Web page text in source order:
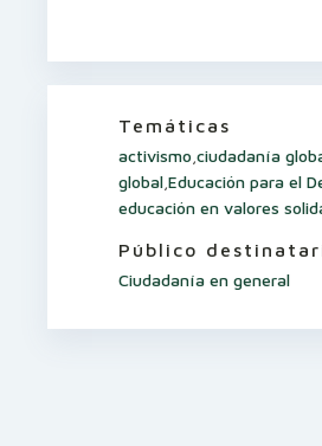
Temáticas
activismo ciudadanía
global Educación para el
educación en valores
Público
Ciudadanía en general